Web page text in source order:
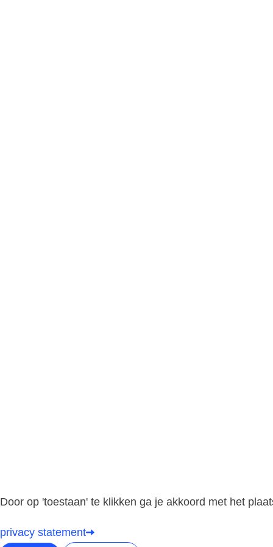
Door op 'toestaan' te klikken ga je akkoord met het
privacy statement